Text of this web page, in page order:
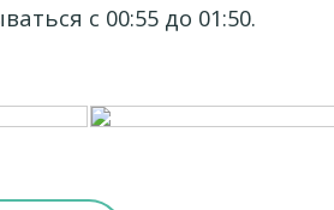
с 00:55 до 01:50.